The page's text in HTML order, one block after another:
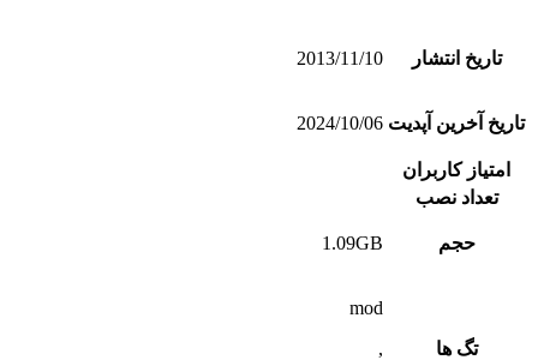
تاریخ انتشار 2013/11/10
تاریخ آخرین آپدیت 2024/10/06
امتیاز کاربران
تعداد نصب
حجم 1.09GB
تگ ها
mod
,